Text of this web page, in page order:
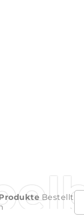
Bestellt